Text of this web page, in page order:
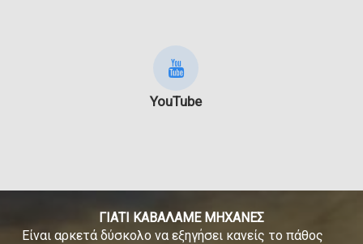
YouTube
ΓΙΑΤΙ ΚΑΒΑΛΑΜΕ ΜΗΧΑΝΕΣ
Είναι αρκετά δύσκολο να εξηγήσει κανείς το πάθος